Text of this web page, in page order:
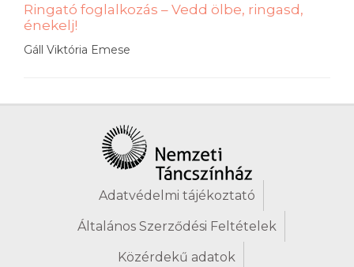
Ringató foglalkozás – Vedd ölbe, ringasd,
énekelj!
Gáll Viktória Emese
Adatvédelmi tájékoztató
Általános Szerződési Feltételek
Közérdekű adatok